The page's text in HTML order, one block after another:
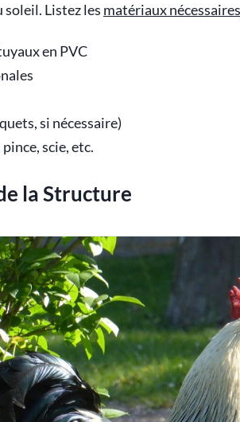
soleil. Listez les matériaux nécessaires
en PVC
si nécessaire)
scie, etc.
la Structure